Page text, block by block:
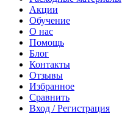
Акции
Обучение
О нас
Помощь
Блог
Контакты
Отзывы
Избранное
Сравнить
Вход / Регистрация